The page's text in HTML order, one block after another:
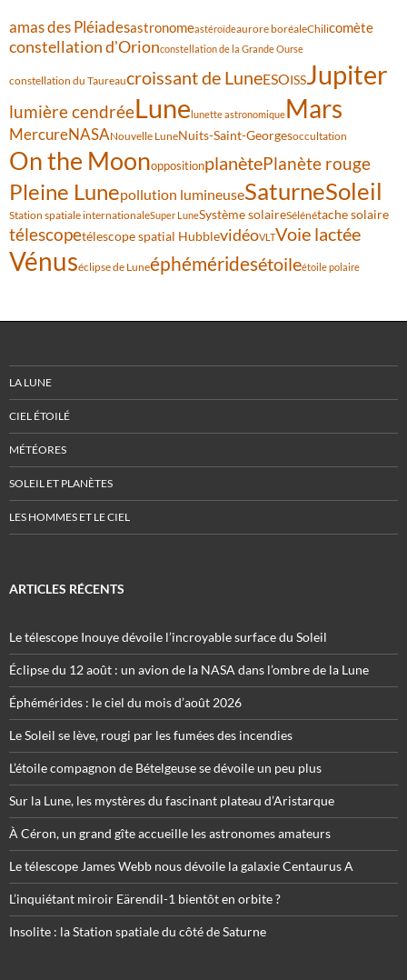
amas des Pléiadesastronomeastéroïdeaurore boréaleChilicomète
constellation d'Orionconstellation de la Grande Ourse
constellation du Taureaucroissant de LuneESOISSJupiter
lumière cendréeLune lunette astronomiqueMars
MercureNASANouvelle LuneNuits-Saint-Georgesoccultation
On the MoonoppositionplanètePlanète rouge
Pleine Lunepollution lumineuseSaturneSoleil
Station spatiale internationaleSuper LuneSystème solaireSélénétache solaire
télescopetélescope spatial HubblevidéoVLTVoie lactée
Vénuséclipse de Luneéphéméridesétoileétoile polaire
LA LUNE
CIEL ÉTOILÉ
MÉTÉORES
SOLEIL ET PLANÈTES
LES HOMMES ET LE CIEL
ARTICLES RÉCENTS
Le télescope Inouye dévoile l’incroyable surface du Soleil
Éclipse du 12 août : un avion de la NASA dans l’ombre de la Lune
Éphémérides : le ciel du mois d’août 2026
Le Soleil se lève, rougi par les fumées des incendies
L’étoile compagnon de Bételgeuse se dévoile un peu plus
Sur la Lune, les mystères du fascinant plateau d’Aristarque
À Céron, un grand gîte accueille les astronomes amateurs
Le télescope James Webb nous dévoile la galaxie Centaurus A
L’inquiétant miroir Eärendil-1 bientôt en orbite ?
Insolite : la Station spatiale du côté de Saturne